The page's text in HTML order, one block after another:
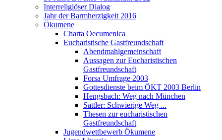
Interreligiöser Dialog
Jahr der Barmherzigkeit 2016
Ökumene
Charta Oecumenica
Eucharistische Gastfreundschaft
Abendmahlgemeinschaft
Aussagen zur Eucharistischen
Gastfreundschaft
Forsa Umfrage 2003
Gottesdienste beim ÖKT 2003 Berlin
Hengsbach: Weg nach München
Sattler: Schwierige Weg ...
Thesen zur eucharistischen
Gastfreundschaft
Jugendwettbewerb Ökumene